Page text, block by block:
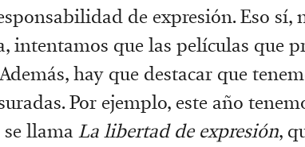
de expresión. Eso sí,
intentamos que las películas que
hay que destacar que
Por ejemplo, este año
se llama La libertad de expresión,